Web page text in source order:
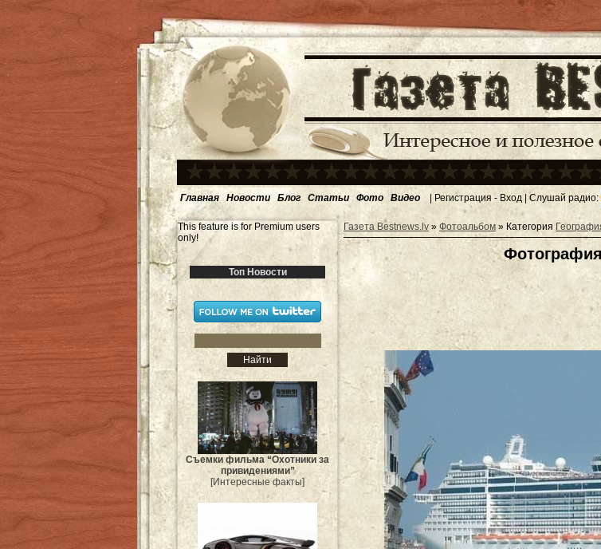
Главная Новости Блог Статьи Фото Видео | Регистрация - Вход | Слушай радио:
This feature is for Premium users
only!
Топ Новости
Съемки фильма “Охотники за
привидениями”
[Интересные факты]
Газета Bestnews.lv» Фотоальбом » Категория